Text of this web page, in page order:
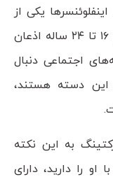
یکی از
بهترین راه‌ها است. ۳۴ درصد از کاربران ۱۶ تا ۲۴ ساله اذعان
اجتماعی دنبال
دسته هستند،
به این نکته
را دارید، دارای